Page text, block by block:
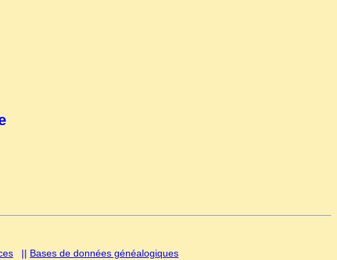
|| Bases de données généalogiques